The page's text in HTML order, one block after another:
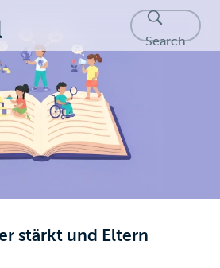
Search
stärkt und Eltern